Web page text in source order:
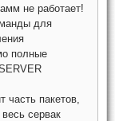
не работает!
для
полные
часть пакетов,
сервак